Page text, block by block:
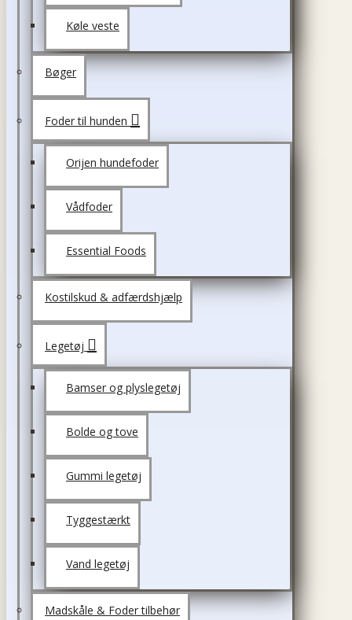
Køle veste
Bøger
Foder til hunden
Orijen hundefoder
Vådfoder
Essential Foods
Kostilskud & adfærdshjælp
Legetøj
Bamser og plyslegetøj
Bolde og tove
Gummi legetøj
Tyggestærkt
Vand legetøj
Madskåle & Foder tilbehør